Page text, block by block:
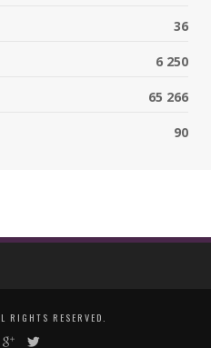
36
6 250
65 266
90
RIGHTS RESERVED.